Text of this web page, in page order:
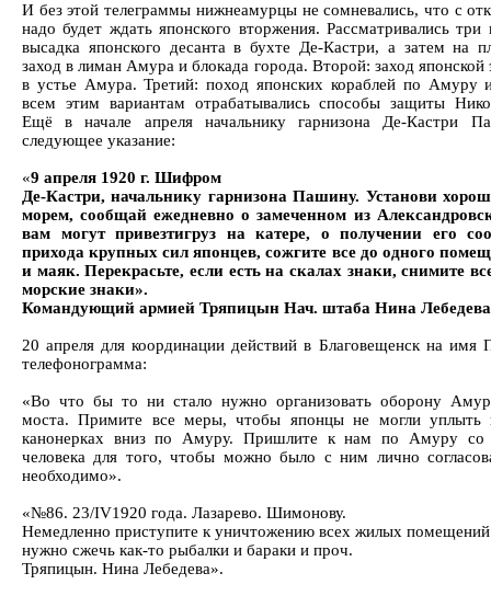
И без этой телеграммы нижнеамурцы не сомневались, что с
надо будет ждать японского вторжения. Рассматривались
высадка японского десанта в бухте Де-Кастри, а затем на
заход в лиман Амура и блокада города. Второй: заход
в устье Амура. Третий: поход японских кораблей по Амуру
всем этим вариантам отрабатывались способы защиты
Ещё в начале апреля начальнику гарнизона Де-Кастри
следующее указание:
«9 апреля 1920 г. Шифром
Де-Кастри, начальнику гарнизона Пашину. Установи
морем, сообщай ежедневно о замеченном из
вам могут привезтигруз на катере, о получении его
прихода крупных сил японцев, сожгите все до одного
и маяк. Перекрасьте, если есть на скалах знаки, снимите
морские знаки».
Командующий армией Тряпицын Нач. штаба Нина Лебедева
20 апреля для координации действий в Благовещенск на
телефонограмма:
«Во что бы то ни стало нужно организовать оборону
моста. Примите все меры, чтобы японцы не могли уплыть
канонерках вниз по Амуру. Пришлите к нам по Амуру со
человека для того, чтобы можно было с ним лично
необходимо».
«№86. 23/IV1920 года. Лазарево. Шимонову.
Немедленно приступите к уничтожению всех жилых
нужно сжечь как-то рыбалки и бараки и проч.
Тряпицын. Нина Лебедева».